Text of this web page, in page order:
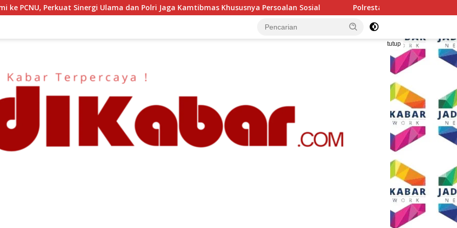
Ulama dan Polri Jaga Kamtibmas Khususnya Persoalan Sosial Polresta Malang Kota Gelar Makan Bersama dan
tutup